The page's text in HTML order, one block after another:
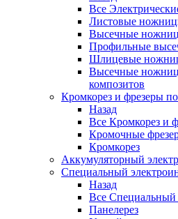
Все
Листовые
Высечные
Профильные
Шлицевые
Высечные
композитов
Кромкорез и фрезеры
Назад
Все Кромкорез и
Кромочные
Кромкорез
Аккумуляторный
Специальный
Назад
Все Специальный
Панелерез